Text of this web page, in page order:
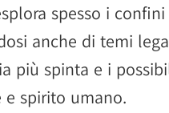
spesso i
anche di temi
più spinta e i
e spirito umano.